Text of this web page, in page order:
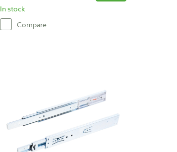
In stock
Compare